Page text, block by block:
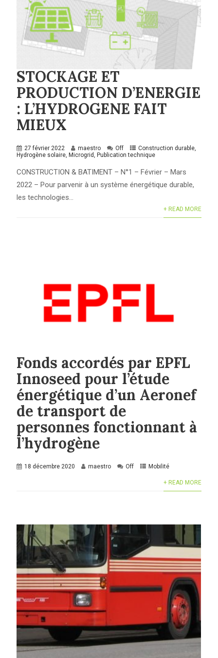
STOCKAGE ET
PRODUCTION D’ENERGIE
: L’HYDROGENE FAIT
MIEUX
27 février 2022 maestro Off Construction durable
Hydrogène solaire ,Microgrid ,Publication technique
CONSTRUCTION & BATIMENT – N°1 – Février – Mars
2022 – Pour parvenir à un système énergétique durable,
les techno­logies...
+ READ MORE
Fonds accordés par EPFL
Innoseed pour l’étude
énergétique d’un Aeronef
de transport de
personnes fonctionnant à
l’hydrogène
18 décembre 2020 maestro Off Mobilité
+ READ MORE